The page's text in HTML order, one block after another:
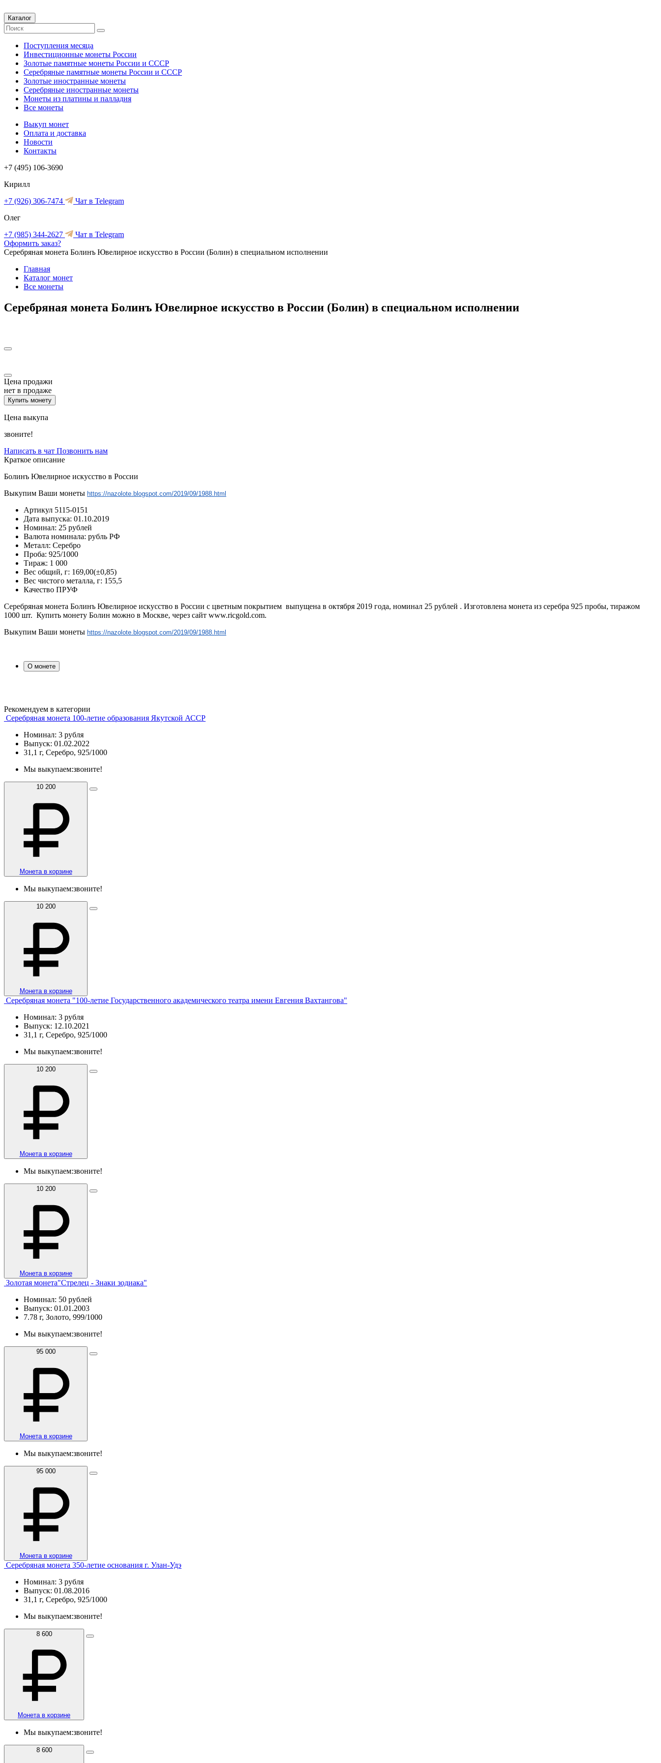
Каталог
Поступления месяца
Инвестиционные монеты России
Золотые памятные монеты России и СССР
Серебряные памятные монеты России и СССР
Золотые иностранные монеты
Серебряные иностранные монеты
Монеты из платины и палладия
Все монеты
Выкуп монет
Оплата и доставка
Новости
Контакты
+7 (495) 106-3690
Кирилл
+7 (926) 306-7474
Чат в Telegram
Олег
+7 (985) 344-2627
Чат в Telegram
Оформить заказ?
Серебряная монета Болинъ Ювелирное искусство в России (Болин) в специальном исполнении
Главная
Каталог монет
Все монеты
Серебряная монета Болинъ Ювелирное искусство в России (Болин) в специальном исполнении
Цена продажи
нет в продаже
Купить монету
Цена выкупа
звоните!
Написать в чат Позвонить нам
Краткое описание
Болинъ Ювелирное искусство в России
Выкупим Ваши монеты https://nazolote.blogspot.com/2019/09/1988.html
Артикул 5115-0151
Дата выпуска: 01.10.2019
Номинал: 25 рублей
Валюта номинала: рубль РФ
Металл: Серебро
Проба: 925/1000
Тираж: 1 000
Вес общий, г: 169,00(±0,85)
Вес чистого металла, г: 155,5
Качество ПРУФ
Серебряная монета Болинъ Ювелирное искусство в России с цветным покрытием выпущена в октября 2019 года, номинал 25 рублей . Изготовлена монета из серебра 925 пробы, тиражом
1000 шт. Купить монету Болин можно в Москве, через сайт www.ricgold.com.
Выкупим Ваши монеты https://nazolote.blogspot.com/2019/09/1988.html
О монете
Рекомендуем в категории
Серебряная монета 100-летие образования Якутской АССР
Номинал: 3 рубля
Выпуск: 01.02.2022
31,1 г, Серебро, 925/1000
Мы выкупаем:звоните!
10 200
Монета в корзине
Мы выкупаем:звоните!
10 200
Монета в корзине
Серебряная монета "100-летие Государственного академического театра имени Евгения Вахтангова"
Номинал: 3 рубля
Выпуск: 12.10.2021
31,1 г, Серебро, 925/1000
Мы выкупаем:звоните!
10 200
Монета в корзине
Мы выкупаем:звоните!
10 200
Монета в корзине
Золотая монета"Стрелец - Знаки зодиака"
Номинал: 50 рублей
Выпуск: 01.01.2003
7.78 г, Золото, 999/1000
Мы выкупаем:звоните!
95 000
Монета в корзине
Мы выкупаем:звоните!
95 000
Монета в корзине
Серебряная монета 350-летие основания г. Улан-Удэ
Номинал: 3 рубля
Выпуск: 01.08.2016
31,1 г, Серебро, 925/1000
Мы выкупаем:звоните!
8 600
Монета в корзине
Мы выкупаем:звоните!
8 600